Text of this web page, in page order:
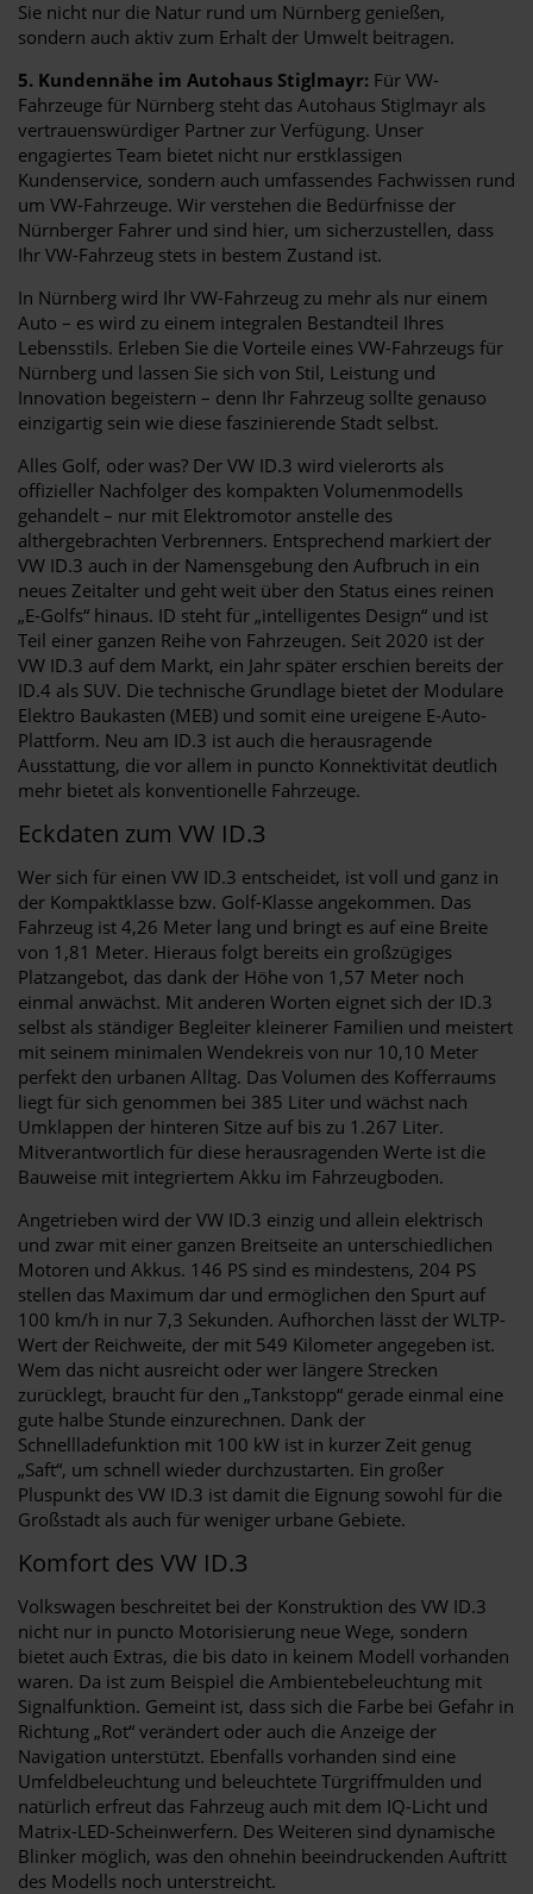
Sie nicht nur die Natur rund um Nürnberg genießen,
sondern auch aktiv zum Erhalt der Umwelt beitragen.
5. Kundennähe im Autohaus Stiglmayr: Für VW-
Fahrzeuge für Nürnberg steht das Autohaus Stiglmayr als
vertrauenswürdiger Partner zur Verfügung. Unser
engagiertes Team bietet nicht nur erstklassigen
Kundenservice, sondern auch umfassendes Fachwissen rund
um VW-Fahrzeuge. Wir verstehen die Bedürfnisse der
Nürnberger Fahrer und sind hier, um sicherzustellen, dass
Ihr VW-Fahrzeug stets in bestem Zustand ist.
In Nürnberg wird Ihr VW-Fahrzeug zu mehr als nur einem
Auto – es wird zu einem integralen Bestandteil Ihres
Lebensstils. Erleben Sie die Vorteile eines VW-Fahrzeugs für
Nürnberg und lassen Sie sich von Stil, Leistung und
Innovation begeistern – denn Ihr Fahrzeug sollte genauso
einzigartig sein wie diese faszinierende Stadt selbst.
Alles Golf, oder was? Der VW ID.3 wird vielerorts als
offizieller Nachfolger des kompakten Volumenmodells
gehandelt – nur mit Elektromotor anstelle des
althergebrachten Verbrenners. Entsprechend markiert der
VW ID.3 auch in der Namensgebung den Aufbruch in ein
neues Zeitalter und geht weit über den Status eines reinen
„E-Golfs“ hinaus. ID steht für „intelligentes Design“ und ist
Teil einer ganzen Reihe von Fahrzeugen. Seit 2020 ist der
VW ID.3 auf dem Markt, ein Jahr später erschien bereits der
ID.4 als SUV. Die technische Grundlage bietet der Modulare
Elektro Baukasten (MEB) und somit eine ureigene E-Auto-
Plattform. Neu am ID.3 ist auch die herausragende
Ausstattung, die vor allem in puncto Konnektivität deutlich
mehr bietet als konventionelle Fahrzeuge.
Eckdaten zum VW ID.3
Wer sich für einen VW ID.3 entscheidet, ist voll und ganz in
der Kompaktklasse bzw. Golf-Klasse angekommen. Das
Fahrzeug ist 4,26 Meter lang und bringt es auf eine Breite
von 1,81 Meter. Hieraus folgt bereits ein großzügiges
Platzangebot, das dank der Höhe von 1,57 Meter noch
einmal anwächst. Mit anderen Worten eignet sich der ID.3
selbst als ständiger Begleiter kleinerer Familien und meistert
mit seinem minimalen Wendekreis von nur 10,10 Meter
perfekt den urbanen Alltag. Das Volumen des Kofferraums
liegt für sich genommen bei 385 Liter und wächst nach
Umklappen der hinteren Sitze auf bis zu 1.267 Liter.
Mitverantwortlich für diese herausragenden Werte ist die
Bauweise mit integriertem Akku im Fahrzeugboden.
Angetrieben wird der VW ID.3 einzig und allein elektrisch
und zwar mit einer ganzen Breitseite an unterschiedlichen
Motoren und Akkus. 146 PS sind es mindestens, 204 PS
stellen das Maximum dar und ermöglichen den Spurt auf
100 km/h in nur 7,3 Sekunden. Aufhorchen lässt der WLTP-
Wert der Reichweite, der mit 549 Kilometer angegeben ist.
Wem das nicht ausreicht oder wer längere Strecken
zurücklegt, braucht für den „Tankstopp“ gerade einmal eine
gute halbe Stunde einzurechnen. Dank der
Schnellladefunktion mit 100 kW ist in kurzer Zeit genug
„Saft“, um schnell wieder durchzustarten. Ein großer
Pluspunkt des VW ID.3 ist damit die Eignung sowohl für die
Großstadt als auch für weniger urbane Gebiete.
Komfort des VW ID.3
Volkswagen beschreitet bei der Konstruktion des VW ID.3
nicht nur in puncto Motorisierung neue Wege, sondern
bietet auch Extras, die bis dato in keinem Modell vorhanden
waren. Da ist zum Beispiel die Ambientebeleuchtung mit
Signalfunktion. Gemeint ist, dass sich die Farbe bei Gefahr in
Richtung „Rot“ verändert oder auch die Anzeige der
Navigation unterstützt. Ebenfalls vorhanden sind eine
Umfeldbeleuchtung und beleuchtete Türgriffmulden und
natürlich erfreut das Fahrzeug auch mit dem IQ-Licht und
Matrix-LED-Scheinwerfern. Des Weiteren sind dynamische
Blinker möglich, was den ohnehin beeindruckenden Auftritt
des Modells noch unterstreicht.